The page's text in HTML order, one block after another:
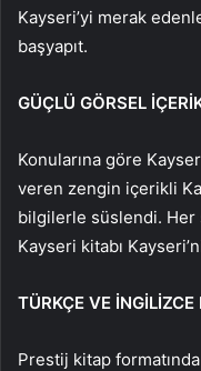
Kayseri’yi merak
başyapıt.
GÜÇLÜ GÖRSEL
Konularına göre
veren zengin içerikli
bilgilerle süslendi. Her
Kayseri kitabı
TÜRKÇE VE
Prestij kitap